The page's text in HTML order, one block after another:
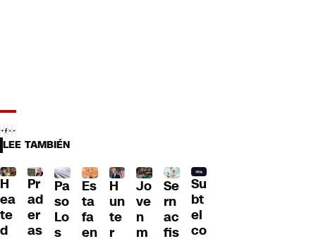
LEE TAMBIÉN
H
ea
te
d
Pr
ad
er
as
Pa
so
Lo
s
Es
ta
fa
en
H
un
te
r
Jo
ve
n
m
Se
rn
ac
fis
Su
bt
el
co